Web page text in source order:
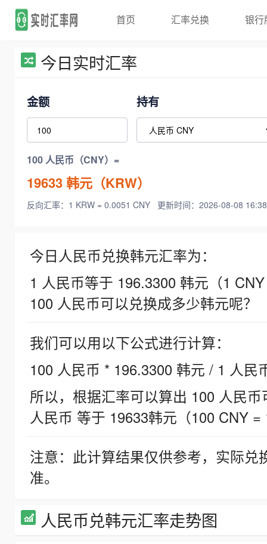
首页 汇率兑换 银行
今日实时汇率
金额 持有
100 人民币（CNY）=
19633韩元（KRW）
反向汇率：1 KRW = 0.0051 CNY 更新时间：2026-08-08
今日人民币兑换韩元汇率为：
1 人民币等于 196.3300 韩元（1
100 人民币可以兑换成多少韩元呢？
我们可以用以下公式进行计算：
100 人民币 * 196.3300 韩元 / 1 人民
所以，根据汇率可以算出 100 人民
人民币 等于 19633韩元（100 CNY =
注意：此计算结果仅供参考，实际
准。
人民币兑韩元汇率走势图